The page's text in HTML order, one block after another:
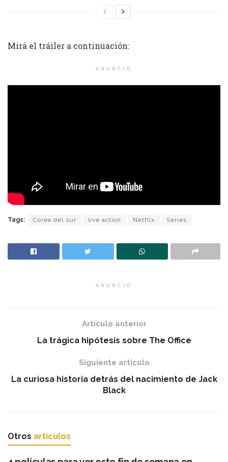
Mirá el tráiler a continuación:
ANUNCIO
Tags: Corea del sur live action Netflix Series
ANUNCIO
Artículo anterior
La trágica hipótesis sobre The Office
Siguiente artículo
La curiosa historia detrás del nacimiento de Jack
Black
Otros artículos